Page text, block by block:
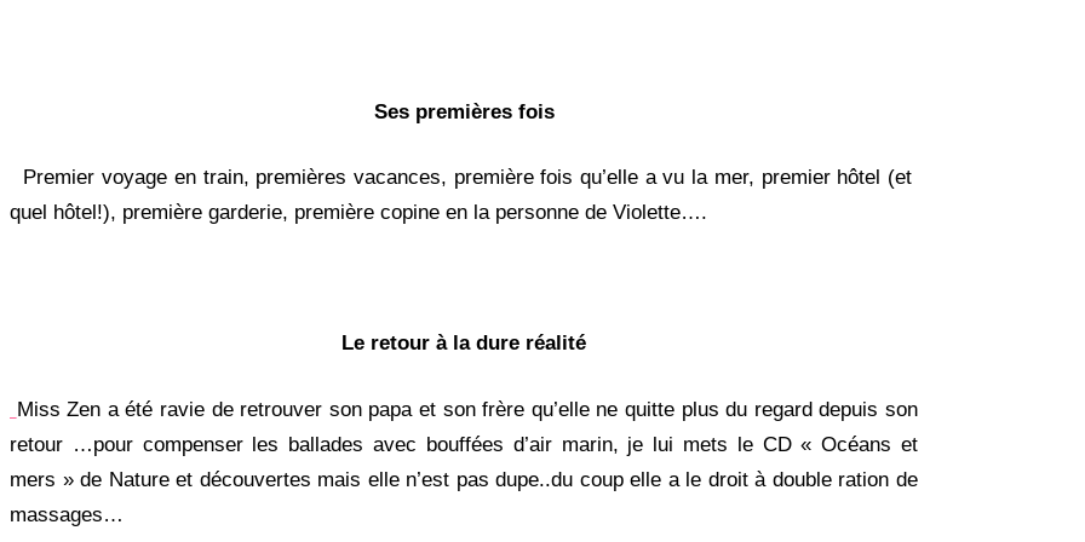
Ses premières fois
Premier voyage en train, premières vacances, première fois qu’elle a vu la mer, premier hôtel (et
quel hôtel!), première garderie, première copine en la personne de Violette….
Le retour à la dure réalité
Miss Zen a été ravie de retrouver son papa et son frère qu’elle ne quitte plus du regard depuis son
retour …pour compenser les ballades avec bouffées d’air marin, je lui mets le CD « Océans et
mers » de Nature et découvertes mais elle n’est pas dupe..du coup elle a le droit à double ration de
massages…